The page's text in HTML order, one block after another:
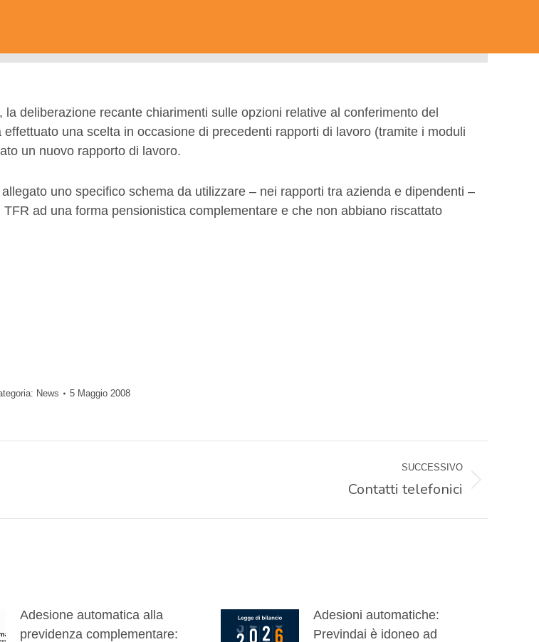
deliberazione recante chiarimenti sulle opzioni relative al conferimento del
una scelta in occasione di precedenti rapporti di lavoro (tramite i moduli
un nuovo rapporto di lavoro.
uno specifico schema da utilizzare – nei rapporti tra azienda e dipendenti –
ad una forma pensionistica complementare e che non abbiano riscattato
News 5 Maggio 2008
SUCCESSIVO
Contatti telefonici
Adesione automatica alla
previdenza complementare:
Adesioni automatiche:
Previndai è idoneo ad